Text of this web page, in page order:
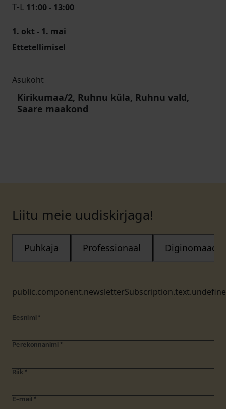
T-L 11:00 - 13:00
1. okt - 1. mai
Ettetellimisel
Asukoht
Kirikumaa/2, Ruhnu küla, Ruhnu vald,
Saare maakond
Liitu meie uudiskirjaga!
Puhkaja Professionaal Diginomaad
Eesnimi *
Perekonnanimi *
Riik *
E-mail *